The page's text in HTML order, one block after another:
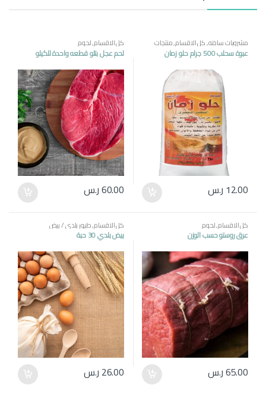
مشروبات ساخنه,كل الاقسام,منتجات
مصرية
عبوة سحلب 500 جرام حلو زمان
12.00 ر.س
كل الاقسام,لحوم
لحم عجل بتلو قطعه واحدة للكيلو
60.00ر.س
كل الاقسام,لحوم
عرق روستو حسب الوزن
65.00ر.س
كل الاقسام,طيور بلدي / بيض
بيض بلدي 30 حبة
26.00 ر.س